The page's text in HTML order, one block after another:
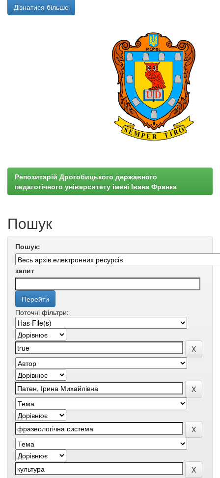
Дізнатися більше
Репозитарій Дрогобицького державного
педагогічного університету імені Івана Франка
Пошук
Пошук:
запит
Поточні фільтри: